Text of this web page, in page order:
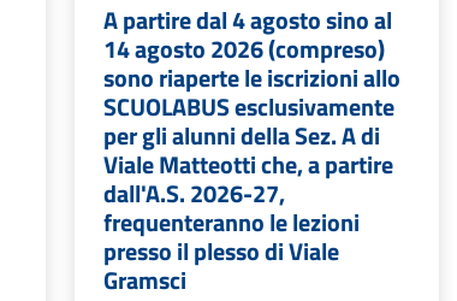
A partire dal 4 agosto sino al
14 agosto 2026 (compreso)
sono riaperte le iscrizioni allo
SCUOLABUS esclusivamente
per gli alunni della Sez. A di
Viale Matteotti che, a partire
dall'A.S. 2026-27,
frequenteranno le lezioni
presso il plesso di Viale
Gramsci